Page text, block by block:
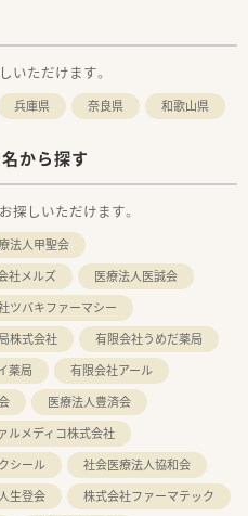
いただけます。
兵庫県 奈良県 和歌山県
から探す
探しいただけます。
法人甲聖会
社メルズ
医療法人医誠会
ツバキファーマシー
株式会社
有限会社うめだ薬局
薬局
有限会社アール
医療法人豊済会
ルメディコ株式会社
シール
社会医療法人協和会
生登会
株式会社ファーマテック